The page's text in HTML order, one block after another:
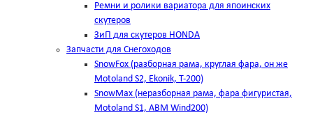
Ремни и ролики вариатора для япоинских
скутеров
ЗиП для скутеров HONDA
Запчасти для Снегоходов
SnowFox (разборная рама, круглая фара, он же
Motoland S2, Ekonik, T-200)
SnowMax (неразборная рама, фара фигуристая,
Motoland S1, ABM Wind200)